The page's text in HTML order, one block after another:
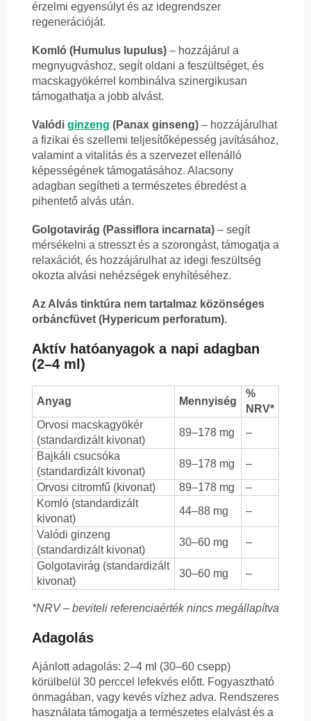
érzelmi egyensúlyt és az idegrendszer
regenerációját.
Komló (Humulus lupulus) – hozzájárul a
megnyugváshoz, segít oldani a feszültséget, és
macskagyökérrel kombinálva szinergikusan
támogathatja a jobb alvást.
Valódi ginzeng (Panax ginseng) – hozzájárulhat
a fizikai és szellemi teljesítőképesség javításához,
valamint a vitalitás és a szervezet ellenálló
képességének támogatásához. Alacsony
adagban segítheti a természetes ébredést a
pihentető alvás után.
Golgotavirág (Passiflora incarnata) – segít
mérsékelni a stresszt és a szorongást, támogatja a
relaxációt, és hozzájárulhat az idegi feszültség
okozta alvási nehézségek enyhítéséhez.
Az Alvás tinktúra nem tartalmaz közönséges
orbáncfüvet (Hypericum perforatum).
Aktív hatóanyagok a napi adagban
(2–4 ml)
Anyag Mennyiség
%
NRV*
Orvosi macskagyökér
(standardizált kivonat)
89–178 mg
–
Bajkáli csucsóka
(standardizált kivonat)
89–178 mg
–
Orvosi citromfű (kivonat)
89–178 mg
–
Komló (standardizált
kivonat)
44–88 mg
–
Valódi ginzeng
(standardizált kivonat)
30–60 mg
–
Golgotavirág (standardizált
kivonat)
30–60 mg –
*NRV – beviteli referenciaérték nincs megállapítva
Adagolás
Ajánlott adagolás: 2–4 ml (30–60 csepp)
körülbelül 30 perccel lefekvés előtt. Fogyasztható
önmagában, vagy kevés vízhez adva. Rendszeres
használata támogatja a természetes elalvást és a